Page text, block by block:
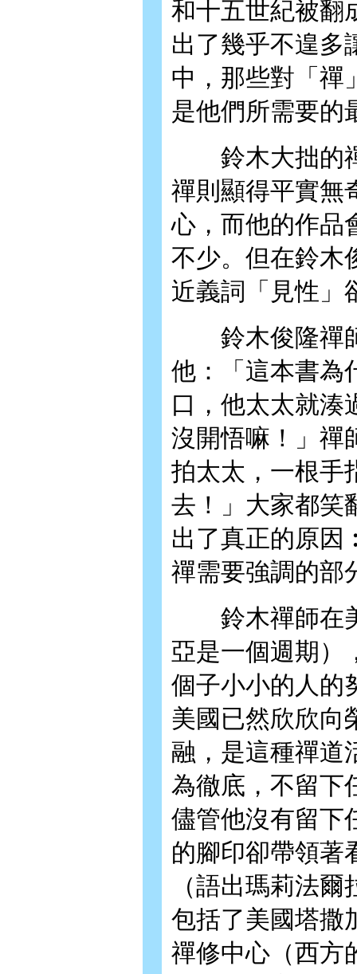
和十五世紀被翻
出了幾乎不遑多
中，那些對「禪
是他們所需
鈴木大拙的禪
禪則顯得平實無
心，而他的作品
不少。但在鈴木
近義詞「見
鈴木俊隆禪師
他：「這本書為
口，他太太就湊
沒開悟嘛！」禪
拍太太，一根手
去！」大家都笑
出了真正的原因
禪需要強調
鈴木禪師在美
亞是一個週期）
個子小小的人的
美國已然欣欣向
融，是這種禪道
為徹底，不留下
儘管他沒有留下
的腳印卻帶領著
（語出瑪莉法
包括了美國塔撒
禪修中心（西方